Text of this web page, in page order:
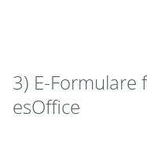
3) E-
esOffice